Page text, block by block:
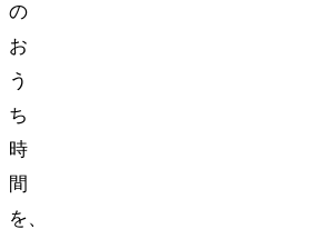
の
お
う
ち
時
間
を、